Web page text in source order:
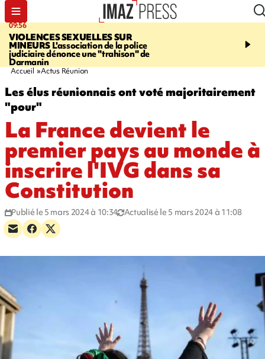
09:56
VIOLENCES SEXUELLES SUR
MINEURS L'association de la police
judiciaire dénonce une "trahison" de
Darmanin
12:19
grièvement blessé à
Accueil Actus Réunion
Les élus réunionnais ont voté majoritairement
"pour"
La France devient le
premier pays au monde à
inscrire l'IVG dans sa
Constitution
Publié le 5 mars 2024 à 10:34 Actualisé le 5 mars 2024 à 11:08